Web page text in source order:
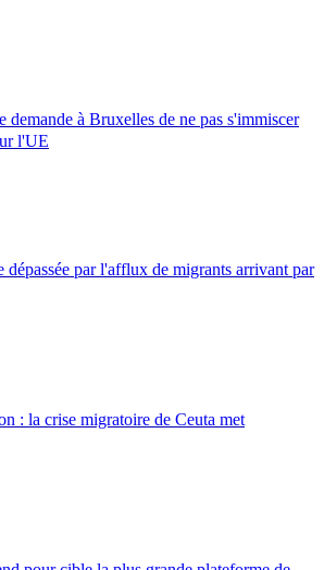
à Bruxelles de ne pas s'immiscer
l'UE
dépassée par l'afflux de migrants arrivant par
: la crise migratoire de Ceuta met